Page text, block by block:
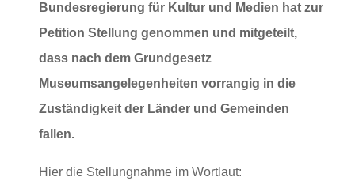
Bundesregierung für Kultur und Medien hat zur
Petition Stellung genommen und mitgeteilt,
dass nach dem Grundgesetz
Museumsangelegenheiten vorrangig in die
Zuständigkeit der Länder und Gemeinden
fallen.
Hier die Stellungnahme im Wortlaut: